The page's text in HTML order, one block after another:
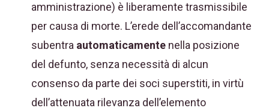
amministrazione) è liberamente trasmissibile
per causa di morte. L’erede dell’accomandante
subentra automaticamente nella posizione
del defunto, senza necessità di alcun
consenso da parte dei soci superstiti, in virtù
dell’attenuata rilevanza dell’elemento